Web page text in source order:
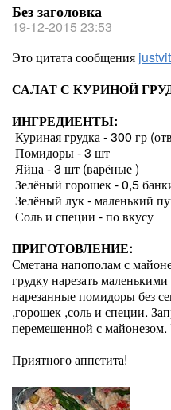
Без заголовка
19-12-2015 23:53
Это цитата сообщения
САЛАТ С КУРИНОЙ
ИНГРЕДИЕНТЫ:
Куриная грудка - 300 гр
Помидоры - 3 шт
Яйца - 3 шт (варёные )
Зелёный горошек - 0,5
Зелёный лук - маленький
Соль и специи - по вкусу
ПРИГОТОВЛЕНИЕ:
Сметана напополам с
грудку нарезать
нарезанные помидоры без
,горошек ,соль и специи.
перемешенной с майонезом.
Приятного аппетита!